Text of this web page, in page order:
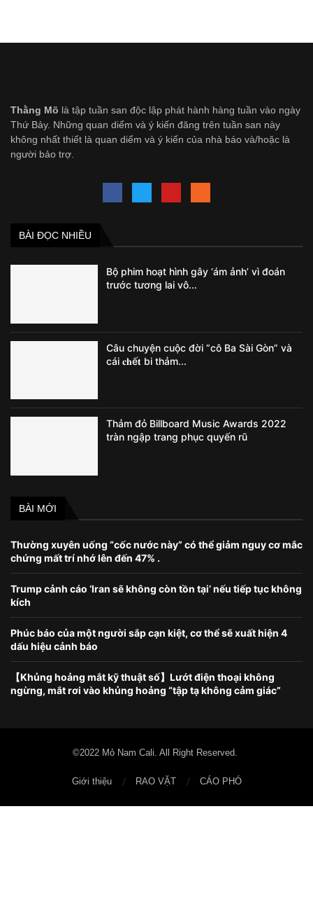
Thằng Mõ là tập tuần san độc lập phát hành hàng tuần vào ngày
Thứ Bảy. Những quan diểm và ý kiến đăng trên tuần san này
không nhất thiết là quan diểm và ý kiến của nhà báo và/hoặc là
người bảo trợ.
BÀI ĐỌC NHIỀU
Bộ phim hoạt hình gây ‘ám ảnh’ vì đoán
trước tương lai vô...
Câu chuyện cuộc đời “cô Ba Sài Gòn” và
cái 𝐜𝐡ế𝐭 bi thảm...
Thảm đỏ Billboard Music Awards 2022
tràn ngập trang phục quyến rũ
BÀI MỚI
Thường xuyên uống “cốc nước này” có thể giảm nguy cơ mắc
chứng mất trí nhớ lên đến 47% .
Trump cảnh cáo ‘Iran sẽ không còn tồn tại’ nếu tiếp tục không
kích
Phúc báo của một người sắp cạn kiệt, cơ thể sẽ xuất hiện 4
dấu hiệu cảnh báo
【Khủng hoảng mắt kỹ thuật số】Lướt điện thoại không
ngừng, mắt rơi vào khủng hoảng “tập tạ không cảm giác”
©2022 Mỏ Nam Cali. All Right Reserved.
Giới thiệu RAO VẶT CÁO PHÓ